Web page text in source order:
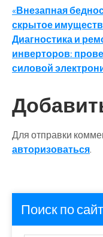
по
записям
«Внезапная
скрытое
Диагностика и
инверторов:
силовой
Для отправки
авторизоваться.
Поиск по